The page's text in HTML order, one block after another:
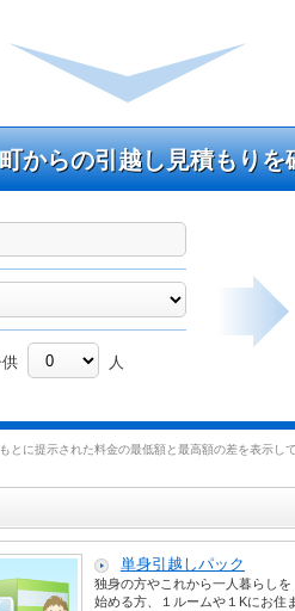
からの引越し見積もりを
人
に提示された料金の最低額と最高額の差を表示
単身引越しパック
独身の方やこれから一人暮らしを
始める方、１ルームや１Kにお住